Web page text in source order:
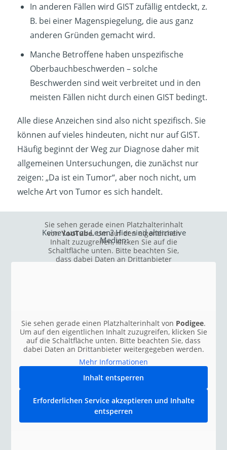
In anderen Fällen wird GIST zufällig entdeckt, z.
B. bei einer Magenspiegelung, die aus ganz
anderen Gründen gemacht wird.
Manche Betroffene haben unspezifische
Oberbauchbeschwerden – solche
Beschwerden sind weit verbreitet und in den
meisten Fällen nicht durch einen GIST bedingt.
Alle diese Anzeichen sind also nicht spezifisch. Sie
können auf vieles hindeuten, nicht nur auf GIST.
Häufig beginnt der Weg zur Diagnose daher mit
allgemeinen Untersuchungen, die zunächst nur
zeigen: „Da ist ein Tumor“, aber noch nicht, um
welche Art von Tumor es sich handelt.
Keine Lust zu Lesen? Hier sind alternative
Medien:
Sie sehen gerade einen Platzhalterinhalt
vonYouTube. Um auf den eigentlichen
Inhalt zuzugreifen, klicken Sie auf die
Schaltfläche unten. Bitte beachten Sie,
dass dabei Daten an Drittanbieter
Erforderlichen Service
akzeptieren und Inhalte
entsperren
Sie sehen gerade einen Platzhalterinhalt von Podigee.
Um auf den eigentlichen Inhalt zuzugreifen, klicken Sie
auf die Schaltfläche unten. Bitte beachten Sie, dass
dabei Daten an Drittanbieter weitergegeben werden.
Mehr Informationen
Inhalt entsperren
Erforderlichen Service akzeptieren und Inhalte
entsperren